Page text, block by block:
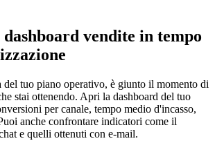
vendite in tempo
del tuo piano operativo, è giunto il momento di
stai ottenendo. Apri la dashboard del tuo
per canale, tempo medio d'incasso,
anche confrontare indicatori come il
e quelli ottenuti con e-mail.